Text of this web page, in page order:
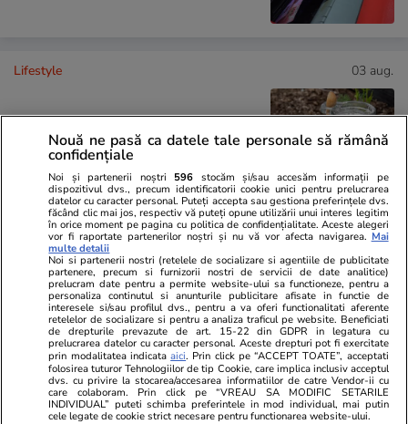
Lifestyle 03 aug.
Ce este pământul de diatomee
și cum se utilizează
Știri România 18:42
Operațiunile de scufundare a
celor patru barje au fost
amânate pentru a doua zi
consecutiv. Acțiunea continuă
vineri
Nouă ne pasă ca datele tale personale să rămână
confidențiale
Noi și partenerii noștri 596 stocăm și/sau accesăm informații pe
dispozitivul dvs., precum identificatorii cookie unici pentru prelucrarea
datelor cu caracter personal. Puteți accepta sau gestiona preferințele dvs.
făcând clic mai jos, respectiv vă puteți opune utilizării unui interes legitim
în orice moment pe pagina cu politica de confidențialitate. Aceste alegeri
vor fi raportate partenerilor noștri și nu vă vor afecta navigarea. Mai
multe detalii
Noi si partenerii nostri (retelele de socializare si agentiile de publicitate
partenere, precum si furnizorii nostri de servicii de date analitice)
prelucram date pentru a permite website-ului sa functioneze, pentru a
personaliza continutul si anunturile publicitare afisate in functie de
interesele si/sau profilul dvs., pentru a va oferi functionalitati aferente
retelelor de socializare si pentru a analiza traficul pe website. Beneficiati
de drepturile prevazute de art. 15-22 din GDPR in legatura cu
prelucrarea datelor cu caracter personal. Aceste drepturi pot fi exercitate
prin modalitatea indicataaici. Prin click pe “ACCEPT TOATE”, acceptati
folosirea tuturor Tehnologiilor de tip Cookie, care implica inclusiv acceptul
dvs. cu privire la stocarea/accesarea informatiilor de catre Vendor-ii cu
care colaboram. Prin click pe “VREAU SA MODIFIC SETARILE
INDIVIDUAL” puteti schimba preferintele in mod individual, mai putin
cele legate de cookie strict necesare pentru functionarea website-ului.